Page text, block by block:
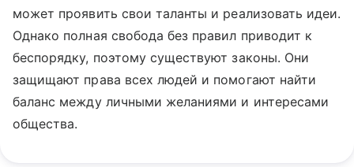
может проявить свои таланты и реализовать идеи.
Однако полная свобода без правил приводит к
беспорядку, поэтому существуют законы. Они
защищают права всех людей и помогают найти
баланс между личными желаниями и интересами
общества.